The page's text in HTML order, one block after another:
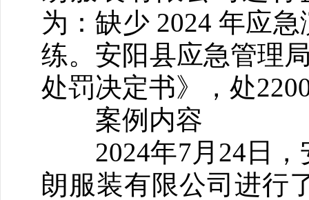
为：缺少 2024 年应
练。安阳县应急管理
处罚决定书》，处
案例内容
2024年7月24日，
朗服装有限公司进行